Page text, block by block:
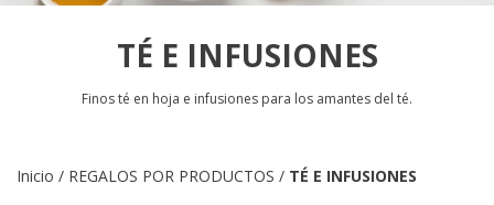
TÉ E INFUSIONES
Finos té en hoja e infusiones para los amantes del té.
Inicio / REGALOS POR PRODUCTOS / TÉ E INFUSIONES